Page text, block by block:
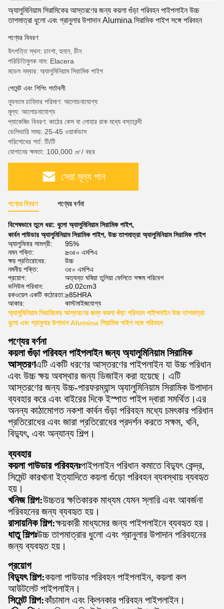
অ্যালুমিনিয়াম সিরামিকের আস্তরণের জন্য কয়লা গুঁড়া পরিবহন পাইপলাইন উচ্চ
তাপমাত্রা ধুলো এবং গ্রানুলার উপাদান Alumina সিরামিক পাইপ সঙ্গে পরিবহন
পণ্যের বিবরণ
উৎপত্তি স্থল: চাংশা, হুনান, চীন
পরিচিতিমুলক নাম: Elacera
মডেল নম্বার: অ্যালুমিনিয়াম সিরামিক পাইপ
পেমেন্ট এবং শিপিং শর্তাবলী
ন্যূনতম চাহিদার পরিমাণ: আলোচনাযোগ্য
মূল্য: আলোচনাযোগ্য
প্যাকেজিং বিবরণ: কাঠের কেস বা লোহার রাক মধ্যে বস্তাবন্দী
ডেলিভারি সময়: 25-45 ওয়ার্কডাস
পরিশোধের শর্ত: টি/টি
যোগানের ক্ষমতা: 100,000 ㎡/ বছর
সেরা মূল্য পান
পণ্যের বিবরণ পণ্যের বর্ণনা
বিশেষভাবে তুলে ধরা: ধুলো অ্যালুমিনিয়াম সিরামিক পাইপ,
কার্বন পাউডার অ্যালুমিনিয়াম সিরামিক পাইপ, উচ্চ তাপমাত্রা অ্যালুমিনিয়াম সিরামিক পাইপ
অ্যালুমিনার সামগ্রী:
95%
নমন শক্তি:
≥৩৫০ এমপিএ
ক্ষয় প্রতিরোধের:
উচ্চ
নমনীয় শক্তি:
৩৫০ এমপিএ
প্রয়োগ:
অত্যন্ত ঘষিয়া তুলিয়া ফেলিতে সক্ষম পরিবেশ
ভলিউম পরিধান:
≤0.02cm3
রকওয়েল একটি কঠোরতা:≥85HRA
আকার:
কাস্টমাইজযোগ্য
অ্যালুমিনিয়াম সিরামিকের আস্তরণের জন্য কয়লা গুঁড়া পরিবহন পাইপলাইন উচ্চ তাপমাত্রা
ধুলো এবং গ্রানুলার উপাদান Alumina সিরামিক পাইপ সঙ্গে পরিবহন
পণ্যের বর্ণনা
কয়লা গুঁড়া পরিবহন পাইপলাইন জন্য অ্যালুমিনিয়াম সিরামিক
আস্তরণএটি একটি ধরণের আস্তরণের পাইপলাইন যা উচ্চ পরিধান
এবং উচ্চ ক্ষয় অবস্থার জন্য ডিজাইন করা হয়েছে। এটি
আস্তরণের জন্য উচ্চ-পারফরম্যান্স অ্যালুমিনিয়াম সিরামিক উপাদান
ব্যবহার করে এবং বাইরের দিকে ইস্পাত পাইপ দ্বারা সমর্থিত।এর
অনন্য কাঠামোগত নকশা কার্বন গুঁড়া পরিবহন মধ্যে চমৎকার পরিধান
প্রতিরোধের এবং জারা প্রতিরোধের প্রদর্শন করতে সক্ষম, খনি,
বিদ্যুৎ, এবং অন্যান্য শিল্প।
ব্যবহার
কয়লা পাউডার পরিবহনঃপাইপলাইন পরিধান কমাতে বিদ্যুৎ কেন্দ্র,
সিমেন্ট কারখানা ইত্যাদিতে কয়লা গুঁড়ো পরিবহন ব্যবস্থায় ব্যবহৃত
হয়।
খনিজ শিল্প:উচ্চতর ক্ষতিকারক মাধ্যম যেমন স্লারি এবং আবর্জনা
পরিবহনের জন্য ব্যবহৃত হয়।
রাসায়নিক শিল্প:ক্ষয়কারী মাধ্যমের জন্য পাইপলাইনে ব্যবহৃত হয়।
ধাতু শিল্পঃউচ্চ তাপমাত্রার ধুলো এবং গ্রানুলার উপাদান পরিবহনের
জন্য ব্যবহৃত হয়।
প্রয়োগ
বিদ্যুৎ শিল্প:কয়লা পাউডার পরিবহন পাইপলাইন, কয়লা কল
আউটলেট পাইপলাইন।
সিমেন্ট শিল্প:কাঁচামাল এবং ক্লিনকার পরিবহন পাইপলাইন।